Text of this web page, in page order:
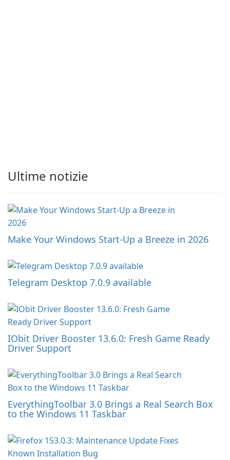
Ultime notizie
Make Your Windows Start-Up a Breeze in 2026
Telegram Desktop 7.0.9 available
IObit Driver Booster 13.6.0: Fresh Game Ready
Driver Support
EverythingToolbar 3.0 Brings a Real Search Box
to the Windows 11 Taskbar